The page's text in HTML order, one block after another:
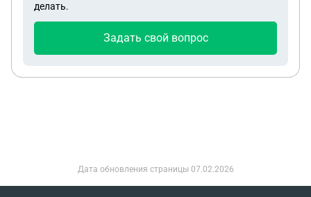
делать.
Задать свой вопрос
Дата обновления страницы 07.02.2026